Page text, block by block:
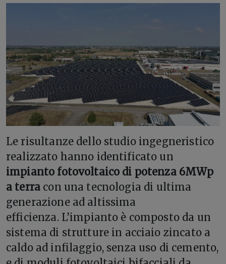
Le risultanze dello studio ingegneristico
realizzato hanno identificato un
impianto fotovoltaico di potenza 6MWp
a terra con una tecnologia di ultima
generazione ad altissima
efficienza. L’impianto è composto da un
sistema di strutture in acciaio zincato a
caldo ad infilaggio, senza uso di cemento,